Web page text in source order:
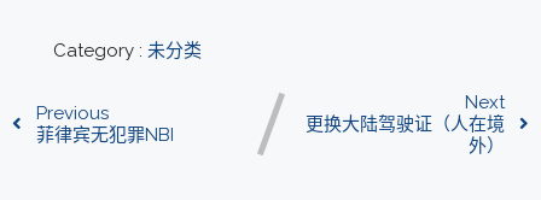
Category : 未分类
Previous
菲律宾无犯罪NBI
Next
更换大陆驾驶证（人在境
外）